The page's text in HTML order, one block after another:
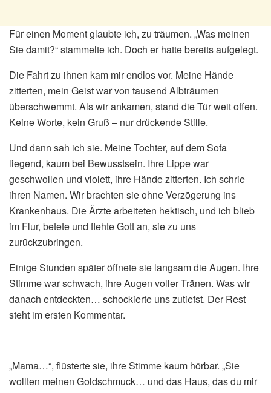
Für einen Moment glaubte ich, zu träumen. „Was meinen
Sie damit?“ stammelte ich. Doch er hatte bereits aufgelegt.
Die Fahrt zu ihnen kam mir endlos vor. Meine Hände
zitterten, mein Geist war von tausend Albträumen
überschwemmt. Als wir ankamen, stand die Tür weit offen.
Keine Worte, kein Gruß – nur drückende Stille.
Und dann sah ich sie. Meine Tochter, auf dem Sofa
liegend, kaum bei Bewusstsein. Ihre Lippe war
geschwollen und violett, ihre Hände zitterten. Ich schrie
ihren Namen. Wir brachten sie ohne Verzögerung ins
Krankenhaus. Die Ärzte arbeiteten hektisch, und ich blieb
im Flur, betete und flehte Gott an, sie zu uns
zurückzubringen.
Einige Stunden später öffnete sie langsam die Augen. Ihre
Stimme war schwach, ihre Augen voller Tränen. Was wir
danach entdeckten… schockierte uns zutiefst. Der Rest
steht im ersten Kommentar.
„Mama…“, flüsterte sie, ihre Stimme kaum hörbar. „Sie
wollten meinen Goldschmuck… und das Haus, das du mir